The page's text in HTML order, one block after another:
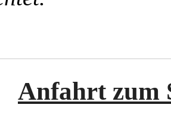
Anfahrt zum